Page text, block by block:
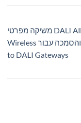
DALI Alliance משיקה מפרטי
בדיקה והסמכה עבור Wireless
to DALI Gateways